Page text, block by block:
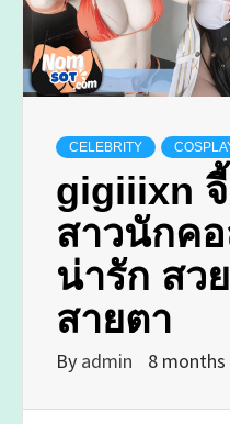
CELEBRITY
gigiiixn
สาวนักค
น่ารัก สว
สายตา
By admin 8 months